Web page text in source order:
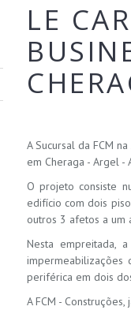
LE
A Sucursal da FCM
em Cheraga - Argel -
O projeto consiste
edifício com dois
outros 3 afetos a um
Nesta empreitada,
impermeabilizações
periférica em dois
A FCM -